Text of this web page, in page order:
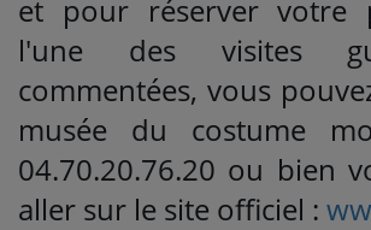
et pour réserver votre
l'une des visites
commentées, vous
musée du costume
04.70.20.76.20 ou bien
aller sur le site officiel :